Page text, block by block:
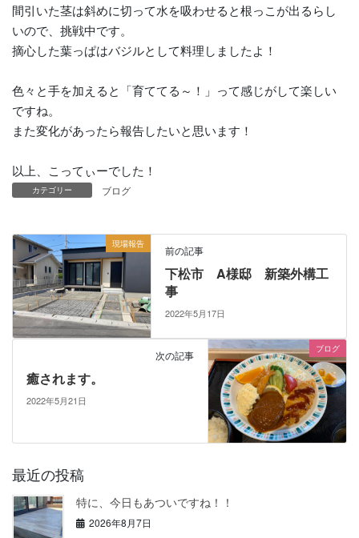
間引いた茎は斜めに切って水を吸わせると根っこが出るらし
いので、挑戦中です。
摘心した葉っぱはバジルとして料理しましたよ！
色々と手を加えると「育ててる～！」って感じがして楽しい
ですね。
また変化があったら報告したいと思います！
以上、こってぃーでした！
カテゴリー ブログ
現場報告 前の記事
下松市 A様邸 新築外構工
事
2022年5月17日
ブログ
次の記事
癒されます。
2022年5月21日
最近の投稿
特に、今日もあついですね！！
2026年8月7日